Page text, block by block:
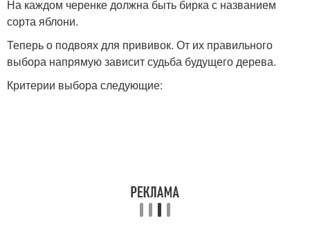
На каждом черенке должна быть бирка с названием
сорта яблони.
Теперь о подвоях для прививок. От их правильного
выбора напрямую зависит судьба будущего дерева.
Критерии выбора следующие: